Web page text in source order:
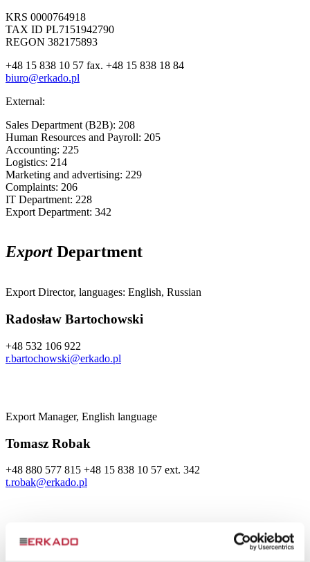
KRS 0000764918
TAX ID PL7151942790
REGON 382175893
+48 15 838 10 57 fax. +48 15 838 18 84
biuro@erkado.pl
External:
Sales Department (B2B): 208
Human Resources and Payroll: 205
Accounting: 225
Logistics: 214
Marketing and advertising: 229
Complaints: 206
IT Department: 228
Export Department: 342
ExportDepartment
Export Director, languages: English, Russian
Radosław Bartochowski
+48 532 106 922
r.bartochowski@erkado.pl
Export Manager, English language
Tomasz Robak
+48 880 577 815 +48 15 838 10 57 ext. 342
t.robak@erkado.pl
Export Department, English language